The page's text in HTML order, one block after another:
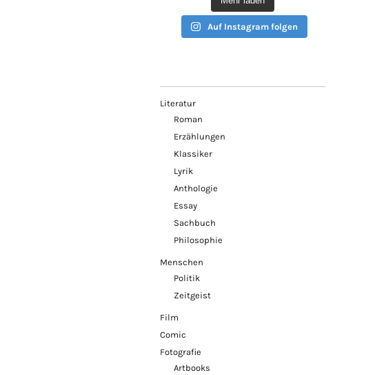
Auf Instagram folgen
Literatur
Roman
Erzählungen
Klassiker
Lyrik
Anthologie
Essay
Sachbuch
Philosophie
Menschen
Politik
Zeitgeist
Film
Comic
Fotografie
Artbooks